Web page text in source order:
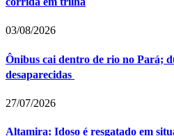
03/08/2026
Ônibus cai dentro de rio no Pará;
desaparecidas
27/07/2026
Altamira: Idoso é resgatado em